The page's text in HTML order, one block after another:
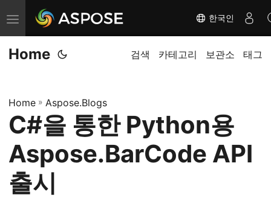
탐
색
전
한국인
Home 검색 카테고리 보관소 태그
Home » Aspose.Blogs
C#을 통한 Python용
Aspose.BarCode API
출시